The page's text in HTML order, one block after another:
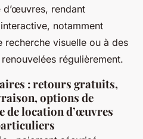
rendant
notamment
visuelle ou à des
régulièrement.
: retours gratuits,
options de
de location d’œuvres